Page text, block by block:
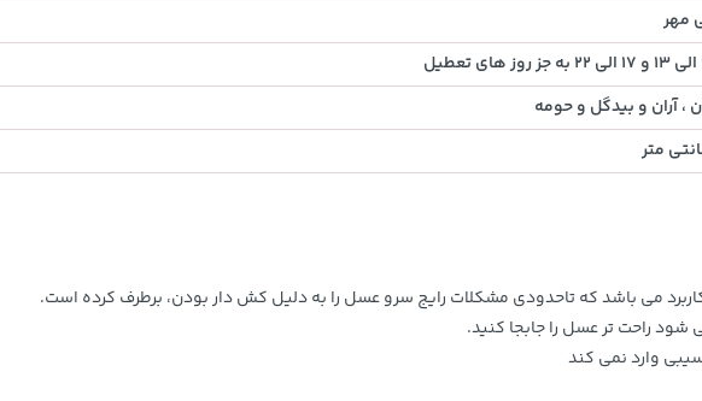
تومان
2,275,000
مهر
، آران و بیدگل و حومه
می باشد که تاحدودی مشکلات رایج سرو عسل را به دلیل کش دار بودن، برطرف کرده است.
راحت تر عسل را جابجا کنید.
وارد نمی کند